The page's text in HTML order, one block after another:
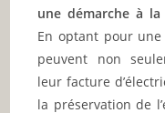
une démarche à
En optant pour
peuvent non
leur facture
la préservation de